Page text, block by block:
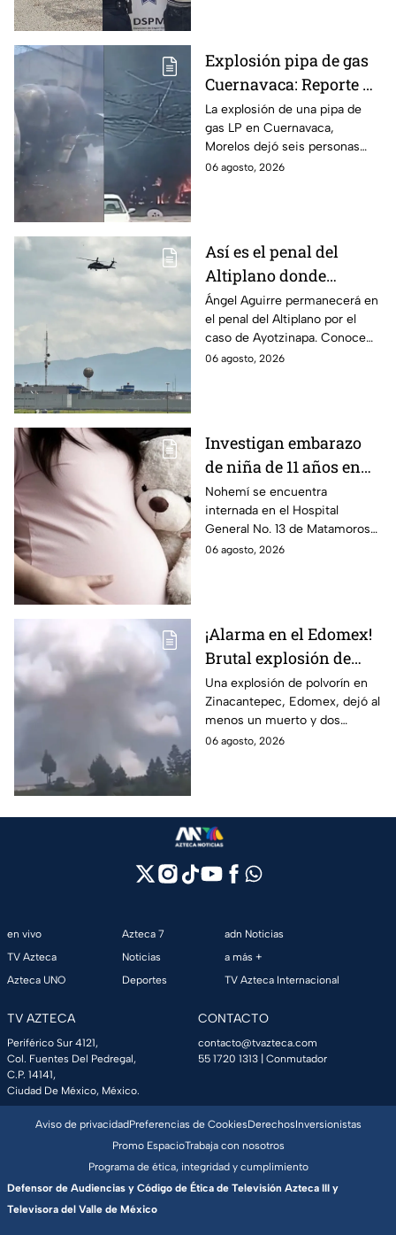
Explosión pipa de gas
Cuernavaca: Reporte de
víctimas tras estallido
en Morelos
La explosión de una pipa de
gas LP en Cuernavaca,
Morelos dejó seis personas
hospitalizadas. IMSS informó
06 agosto, 2026
Así es el penal del
Altiplano donde
permanecerá Ángel
Aguirre por caso
Ayotzinapa
Ángel Aguirre permanecerá en
el penal del Altiplano por el
caso de Ayotzinapa. Conoce
dónde está, cómo es esta
06 agosto, 2026
Investigan embarazo
de niña de 11 años en
Matamoros,
Tamaulipas; ¿qué pasó
con Nohemí?
Nohemí se encuentra
internada en el Hospital
General No. 13 de Matamoros
tras complicaciones por un
06 agosto, 2026
¡Alarma en el Edomex!
Brutal explosión de
polvorín en Santa
María del Monte,
Zinacantepec; reportan
al menos un muerto y
Una explosión de polvorín en
Zinacantepec, Edomex, dejó al
menos un muerto y dos
heridos; autoridades atiende la
06 agosto, 2026
en vivo
TV Azteca
Azteca UNO
Azteca 7
Noticias
Deportes
adn Noticias
a más +
TV Azteca Internacional
TV AZTECA
Periférico Sur 4121,
Col. Fuentes Del Pedregal,
C.P. 14141,
Ciudad De México, México.
CONTACTO
contacto@tvazteca.com
55 1720 1313 | Conmutador
Aviso de privacidadPreferencias de CookiesDerechosInversionistas
Promo EspacioTrabaja con nosotros
Programa de ética, integridad y cumplimiento
Defensor de Audiencias y Código de Ética de Televisión Azteca III y
Televisora del Valle de México